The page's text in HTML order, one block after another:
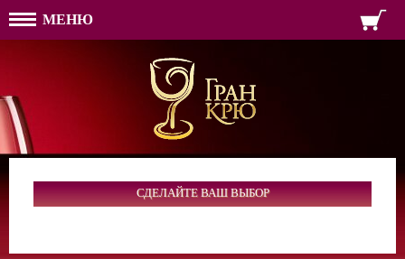
МЕНЮ
ПАРОЛЬ
ВОЙТИ
ФОРМА ОБРАТНОЙ
ТЕЛЕФОН:
ИМЯ
ПАРОЛЬ
РЕГИСТРАЦИЯ
СДЕЛАЙТЕ ВАШ ВЫБОР